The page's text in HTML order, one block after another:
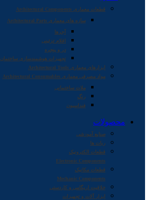
قطعات معماری Architectural Components
سازه های معماری Architectural Parts
آجرها
اقلام تزئینی
در و پنجره
تجهیزات هوشمندسازی ساختمان
ابزارهای معماری Architectural Tools
مواد مصرفی معماری Architectural Consumables
ملات ساختمانی
رنگ
فنداسیون
محصولات
صنایع آموزشی
ربات ها
قطعات الکترونیک
Electronic Components
قطعات مکانیک
Mechanic Components
خلاقیت اریگامی و کاردستی
ابزار آلات و تجهیزات